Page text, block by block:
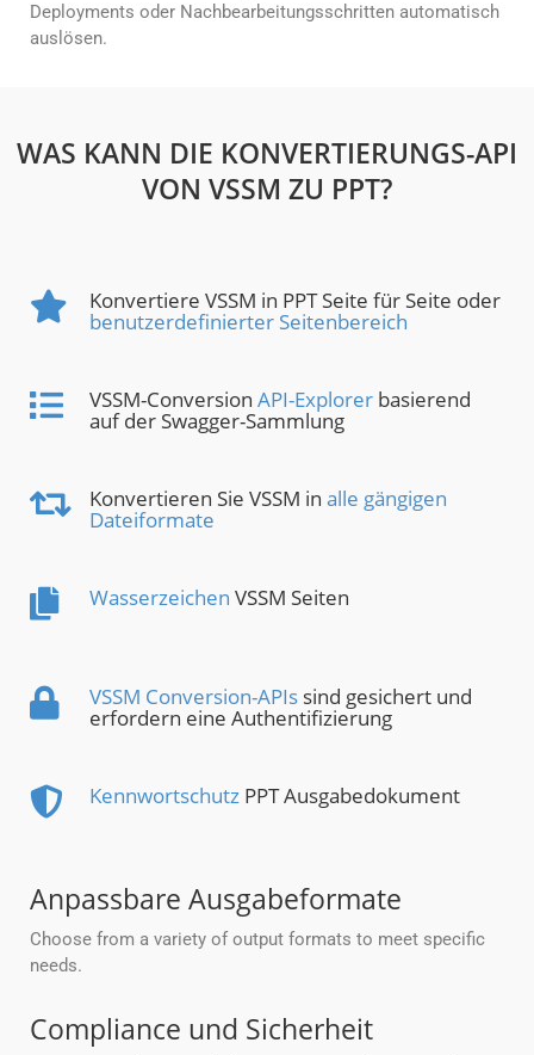
Deployments oder Nachbearbeitungsschritten automatisch
auslösen.
WAS KANN DIE KONVERTIERUNGS-API
VON VSSM ZU PPT?
Konvertiere VSSM in PPT Seite für Seite oder
benutzerdefinierter Seitenbereich
VSSM-Conversion API-Explorer basierend
auf der Swagger-Sammlung
Konvertieren Sie VSSM in alle gängigen
Dateiformate
Wasserzeichen VSSM Seiten
VSSM Conversion-APIs sind gesichert und
erfordern eine Authentifizierung
Kennwortschutz PPT Ausgabedokument
Anpassbare Ausgabeformate
Choose from a variety of output formats to meet specific
needs.
Compliance und Sicherheit